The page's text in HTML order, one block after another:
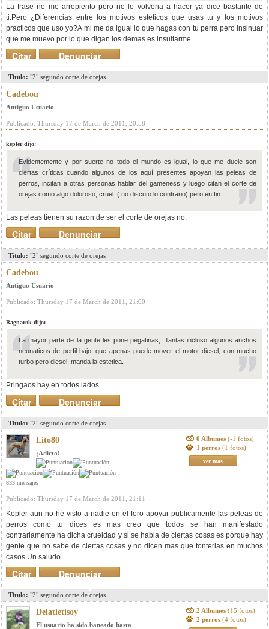
La frase no me arrepiento pero no lo volveria a hacer ya dice bastante de
ti.Pero ¿Diferencias entre los motivos esteticos que usas tu y los motivos
practicos que uso yo?A mi me da igual lo que hagas con tu perra pero insinuar
que me muevo por lo que digan los demas es insultarme.
Denunciar
mensaje
Citar
Titulo: "2" segundo corte de orejas
Cadebou
Antiguo Usuario
Publicado: Thursday 17 de March de 2011, 20:58
kepler dijo:
Evidentemente y por suerte no todo el mundo es igual, lo que me duele son
ciertas críticas cuando algunos de los aquí presentes apoyan las peleas de
perros, incitan a otras personas hablar del gameness y luego citan el corte de
orejas como algo doloroso, cruel..( no discuto lo contrario) pero en fin..
Las peleas tienen su razon de ser el corte de orejas no.
Denunciar
mensaje
Citar
Titulo: "2" segundo corte de orejas
Cadebou
Antiguo Usuario
Publicado: Thursday 17 de March de 2011, 21:00
Ragnarok dijo:
La mayor parte de la gente les pone pegatinas, llantas incluso algunos anchos
neunaticos de perfil bajo, que apenas puede mover el motor diesel, con mucho
turbo pero diesel..manda la estetica.
Pringaos hay en todos lados.
Denunciar
mensaje
Citar
Titulo: "2" segundo corte de orejas
Lito80
¡Adicto!
833 mensajes
0 Albumes (-1 fotos)
1 perros (1 fotos)
ver mas
Publicado: Thursday 17 de March de 2011, 21:11
Kepler aun no he visto a nadie en el foro apoyar publicamente las peleas de
perros como tu dices es mas creo que todos se han manifestado
contrariamente ha dicha crueldad y si se habla de ciertas cosas es porque hay
gente que no sabe de ciertas cosas y no dicen mas que tonterias en muchos
casos.Un saludo
Denunciar
mensaje
Citar
Titulo: "2" segundo corte de orejas
Delatletisoy
El usuario ha sido baneado hasta
2 Albumes (15 fotos)
2 perros (4 fotos)